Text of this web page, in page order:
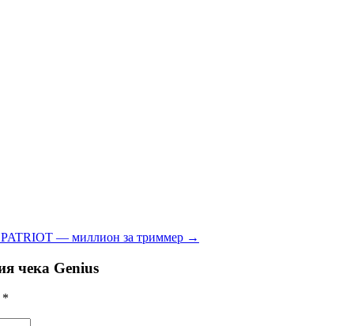
— миллион за триммер →
чека Genius
*